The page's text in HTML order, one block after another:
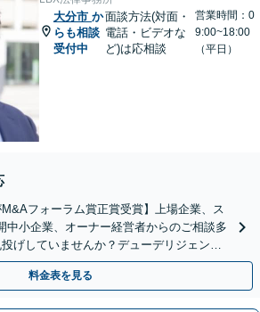
大分市 か
らも相談
受付中
面談方法(対面・
電話・ビデオな
ど)は応相談
営業時間：0
9:00~18:00
（平日）
M&Aフォーラム賞正賞受賞】上場企業、ス
中小企業、オーナー経営者からのご相談多
げしていませんか？デューデリジェンス
せください【初回無料】
料金表を見る